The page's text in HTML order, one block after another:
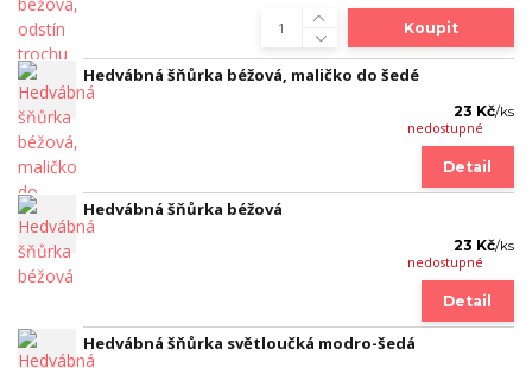
Koupit
Hedvábná šňůrka béžová, maličko do šedé
23 Kč/ks
nedostupné
Detail
Hedvábná šňůrka béžová
23 Kč/ks
nedostupné
Detail
Hedvábná šňůrka světloučká modro-šedá